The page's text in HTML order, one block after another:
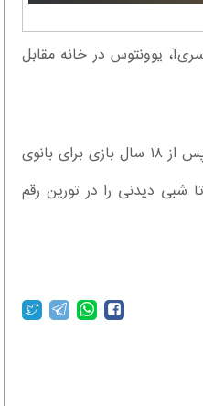
یوونتوس در خانه مقابل
در این مسابقه جورجو کیه‌لینی پس از ۱۸ سال بازی برای بانوی
شبی دیدنی را در تورین رقم